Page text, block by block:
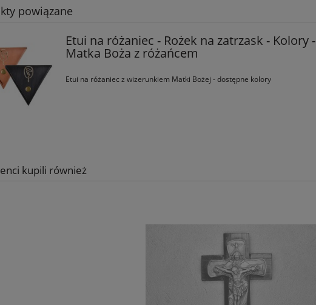
powiązane
Etui na różaniec - Rożek na zatrzask - Kolory -
Matka Boża z różańcem
Etui na różaniec z wizerunkiem Matki Bożej - dostępne kolory
kupili również